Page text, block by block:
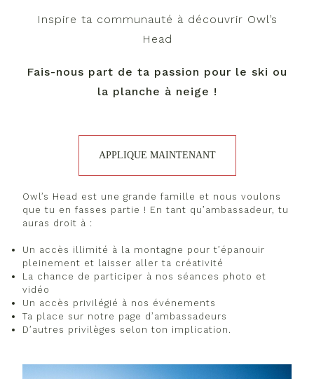
Inspire ta communauté à découvrir Owl’s
Head
Fais-nous part de ta passion pour le ski ou
la planche à neige !
APPLIQUE MAINTENANT
Owl’s Head est une grande famille et nous voulons
que tu en fasses partie ! En tant qu’ambassadeur, tu
auras droit à :
Un accès illimité à la montagne pour t’épanouir
pleinement et laisser aller ta créativité
La chance de participer à nos séances photo et
vidéo
Un accès privilégié à nos événements
Ta place sur notre page d’ambassadeurs
D’autres privilèges selon ton implication.